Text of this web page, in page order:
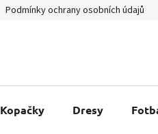
Podmínky ochrany osobních údajů
Kopačky Dresy